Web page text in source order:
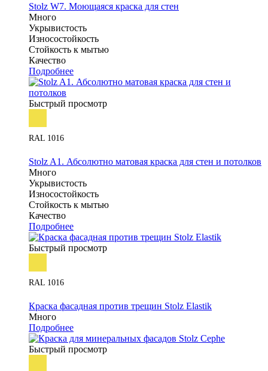
Stolz W7. Моющаяся краска для стен
Много
Укрывистость
Износостойкость
Стойкость к мытью
Качество
Подробнее
Быстрый просмотр
RAL 1016
Stolz A1. Абсолютно матовая краска для стен и потолков
Много
Укрывистость
Износостойкость
Стойкость к мытью
Качество
Подробнее
Быстрый просмотр
RAL 1016
Краска фасадная против трещин Stolz Elastik
Много
Подробнее
Быстрый просмотр